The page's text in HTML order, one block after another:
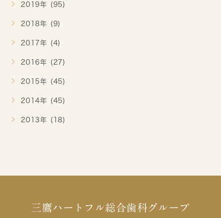
2019年 (95)
2018年 (9)
2017年 (4)
2016年 (27)
2015年 (45)
2014年 (45)
2013年 (18)
三鷹ハートフル総合歯科グループ